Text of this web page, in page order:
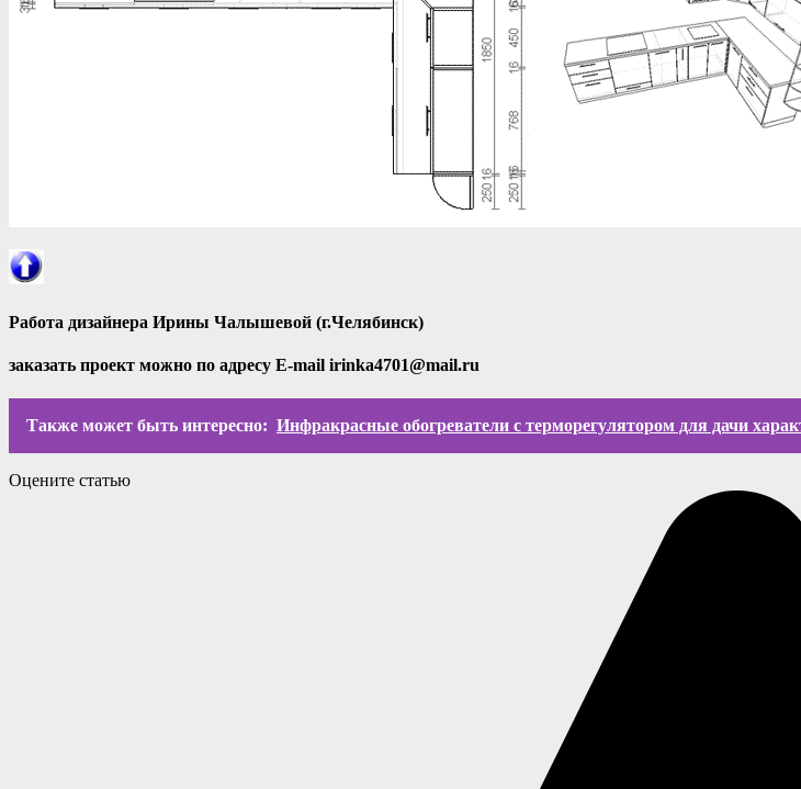
Работа дизайнера Ирины Чалышевой (г.Челябинск)
заказать проект можно по адресу E-mail irinka4701@mail.ru
Также может быть интересно: Инфракрасные обогреватели с терморегулятором для дачи
Оцените статью